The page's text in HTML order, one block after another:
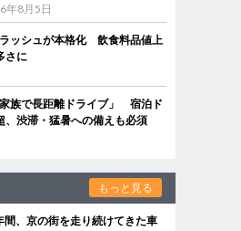
年8月5日
ラッシュが本格化 飲食料品値上
さに
族で長距離ドライブ」 宿泊ド
、渋滞・猛暑への備えも必須
もっと見る
間、京の街を走り続けてきた車